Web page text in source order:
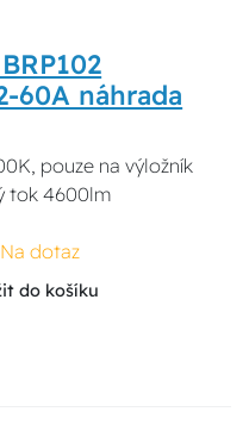
60A náhrada
pouze na výložník
tok 4600lm
Na dotaz
do košíku